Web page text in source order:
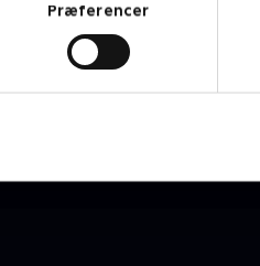
Præferencer